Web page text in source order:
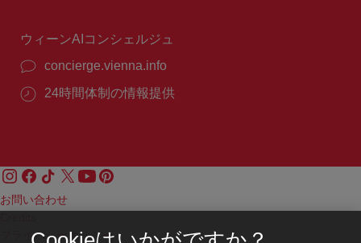
ウィーンAIコンシェルジュ
concierge.vienna.info
24時間体制の情報提供
お問い合わせ
プライバシーポリシー